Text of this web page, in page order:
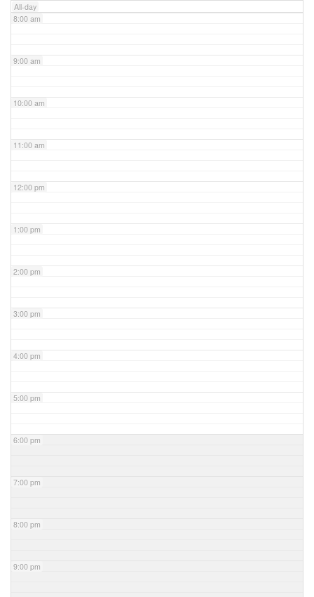
All-day
8:00 am
9:00 am
10:00 am
11:00 am
12:00 pm
1:00 pm
2:00 pm
3:00 pm
4:00 pm
5:00 pm
6:00 pm
7:00 pm
8:00 pm
9:00 pm